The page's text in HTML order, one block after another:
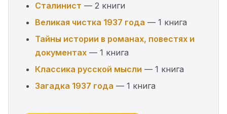
Сталинист — 2 книги
Великая чистка 1937 года — 1 книга
Тайны истории в романах, повестях и
документах — 1 книга
Классика русской мысли — 1 книга
Загадка 1937 года — 1 книга